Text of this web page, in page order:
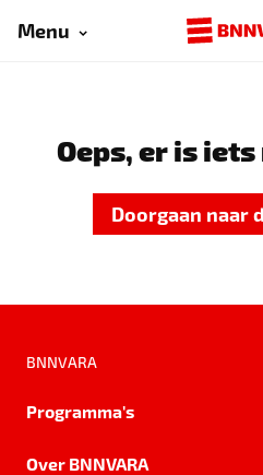
Menu
Oeps, er is
Doorgaan naar
BNNVARA
Programma's
Over BNNVARA